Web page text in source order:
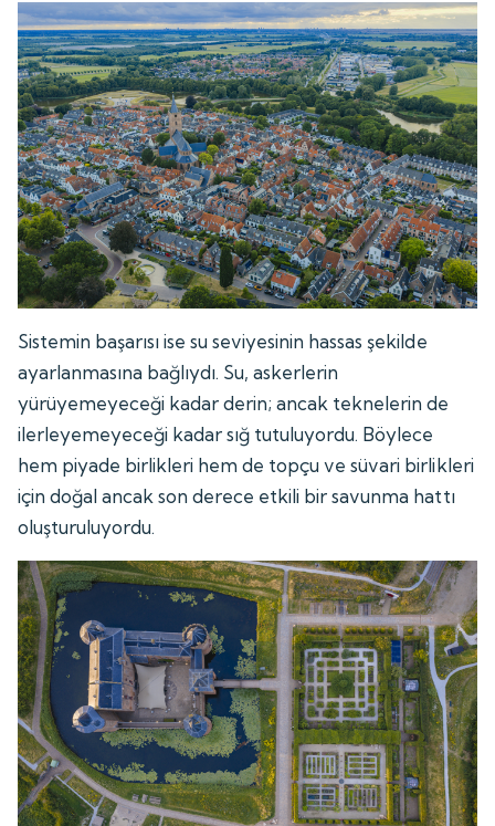
Sistemin başarısı ise su seviyesinin hassas şekilde
ayarlanmasına bağlıydı. Su, askerlerin
yürüyemeyeceği kadar derin; ancak teknelerin de
ilerleyemeyeceği kadar sığ tutuluyordu. Böylece
hem piyade birlikleri hem de topçu ve süvari birlikleri
için doğal ancak son derece etkili bir savunma hattı
oluşturuluyordu.